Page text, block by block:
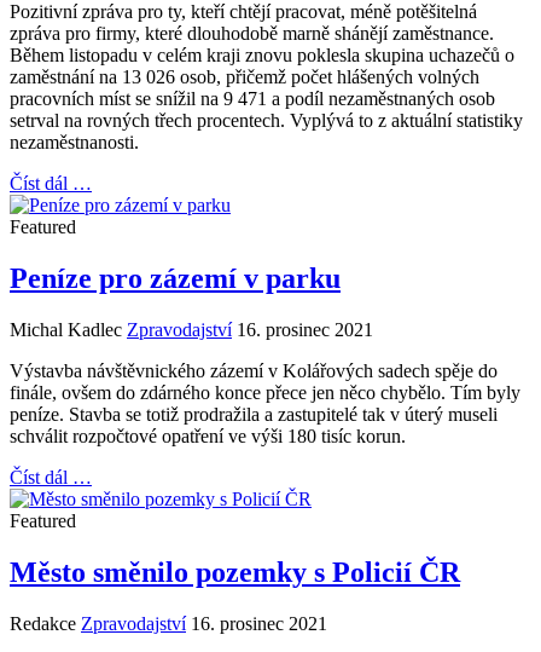
Pozitivní zpráva pro ty, kteří chtějí pracovat, méně potěšitelná
zpráva pro firmy, které dlouhodobě marně shánějí zaměstnance.
Během listopadu v celém kraji znovu poklesla skupina uchazečů o
zaměstnání na 13 026 osob, přičemž počet hlášených volných
pracovních míst se snížil na 9 471 a podíl nezaměstnaných osob
setrval na rovných třech procentech. Vyplývá to z aktuální statistiky
nezaměstnanosti.
Číst dál …
Featured
Peníze pro zázemí v parku
Michal Kadlec Zpravodajství 16. prosinec 2021
Výstavba návštěvnického zázemí v Kolářových sadech spěje do
finále, ovšem do zdárného konce přece jen něco chybělo. Tím byly
peníze. Stavba se totiž prodražila a zastupitelé tak v úterý museli
schválit rozpočtové opatření ve výši 180 tisíc korun.
Číst dál …
Featured
Město směnilo pozemky s Policií ČR
Redakce Zpravodajství 16. prosinec 2021